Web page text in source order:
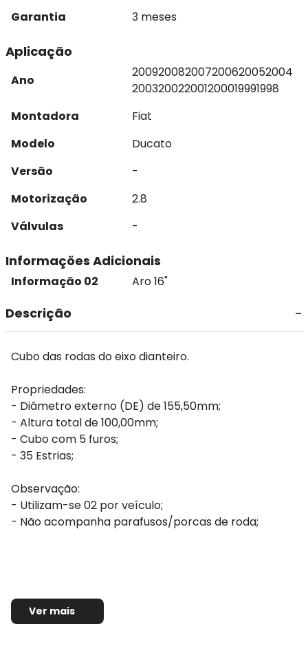
Garantia
3 meses
Aplicação
Ano
200920082007200620052004
200320022001200019991998
Montadora
Fiat
Modelo
Ducato
Versão
-
Motorização
2.8
Válvulas
-
Informações Adicionais
Informação 02 Aro 16"
Descrição
Cubo das rodas do eixo dianteiro.
Propriedades:
- Diâmetro externo (DE) de 155,50mm;
- Altura total de 100,00mm;
- Cubo com 5 furos;
- 35 Estrias;
Observação:
- Utilizam-se 02 por veículo;
- Não acompanha parafusos/porcas de roda;
Ver mais